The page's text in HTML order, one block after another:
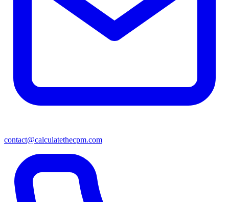
contact@calculatethecpm.com